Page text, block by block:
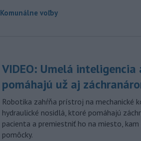
Komunálne voľby
VIDEO: Umelá
pomáhajú už aj
Robotika zahŕňa prístroj na mechanické
hydraulické nosidlá, ktoré pomáhajú
pacienta a premiestniť ho na miesto,
pomôcky.